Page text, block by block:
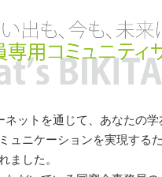
ネットを通じて、あなたの学
ュニケーションを実現する
ました。